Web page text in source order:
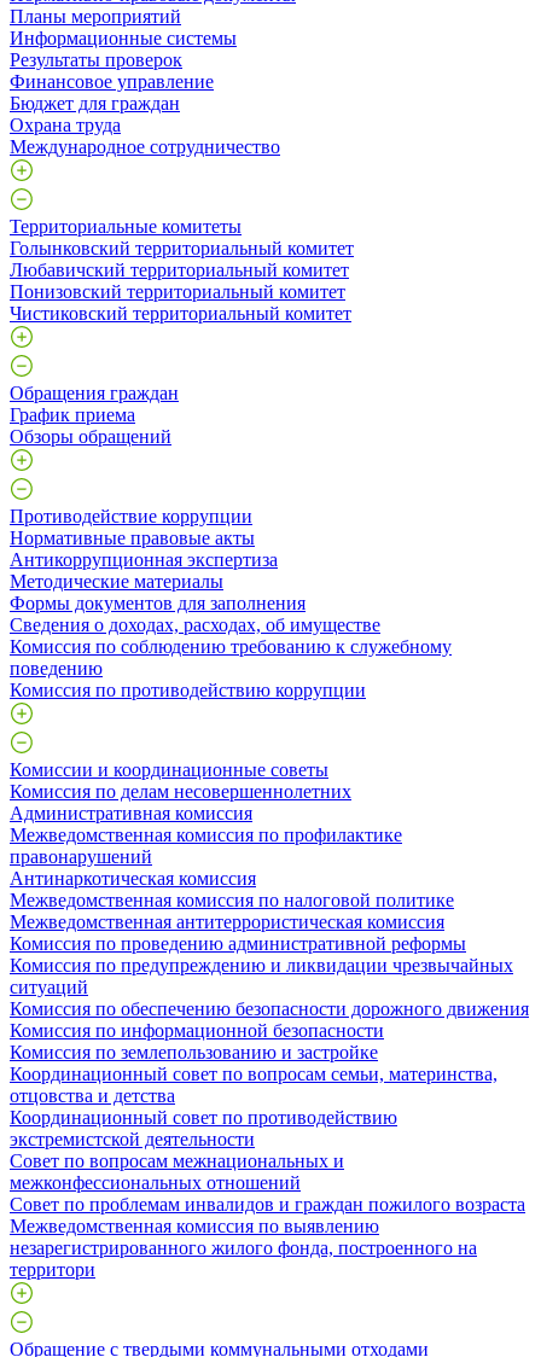
Планы мероприятий
Информационные системы
Результаты проверок
Финансовое управление
Бюджет для граждан
Охрана труда
Международное сотрудничество
Территориальные комитеты
Голынковский территориальный комитет
Любавичский территориальный комитет
Понизовский территориальный комитет
Чистиковский территориальный комитет
Обращения граждан
График приема
Обзоры обращений
Противодействие коррупции
Нормативные правовые акты
Антикоррупционная экспертиза
Методические материалы
Формы документов для заполнения
Сведения о доходах, расходах, об имуществе
Комиссия по соблюдению требованию к служебному
поведению
Комиссия по противодействию коррупции
Комиссии и координационные советы
Комиссия по делам несовершеннолетних
Административная комиссия
Межведомственная комиссия по профилактике
правонарушений
Антинаркотическая комиссия
Межведомственная комиссия по налоговой политике
Межведомственная антитеррористическая комиссия
Комиссия по проведению административной реформы
Комиссия по предупреждению и ликвидации чрезвычайных
ситуаций
Комиссия по обеспечению безопасности дорожного движения
Комиссия по информационной безопасности
Комиссия по землепользованию и застройке
Координационный совет по вопросам семьи, материнства,
отцовства и детства
Координационный совет по противодействию
экстремистской деятельности
Совет по вопросам межнациональных и
межконфессиональных отношений
Совет по проблемам инвалидов и граждан пожилого возраста
Межведомственная комиссия по выявлению
незарегистрированного жилого фонда, построенного на
территори
Обращение с твердыми коммунальными отходами